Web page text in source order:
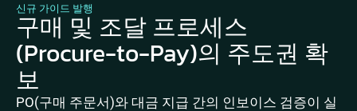
신규 가이드 발행
구매 및 조달 프로세스
(Procure-to-Pay)의 주도권 확
보
PO(구매 주문서)와 대금 지급 간의 인보이스 검증이 실